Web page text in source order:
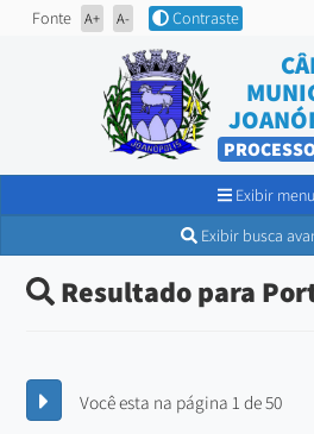
Fonte A+ A- Contraste
Exibir menu
Exibir busca
Resultado para
Você esta na página 1 de 50